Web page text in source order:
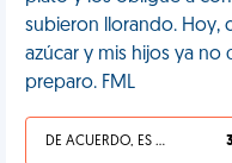
subieron llorando. Hoy,
azúcar y mis hijos ya
preparo. FML
DE ACUERDO, ES UNA VIDA HP